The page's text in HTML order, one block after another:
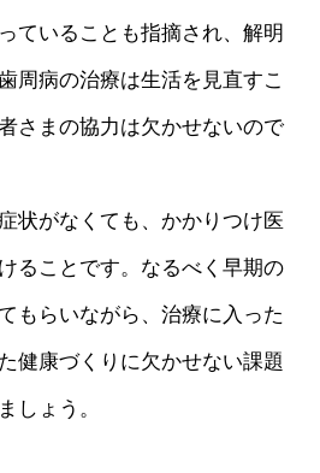
ていることも指摘され、解明
周病の治療は生活を見直すこ
さまの協力は欠かせないので
状がなくても、かかりつけ医
ることです。なるべく早期の
もらいながら、治療に入った
健康づくりに欠かせない課題
しょう。